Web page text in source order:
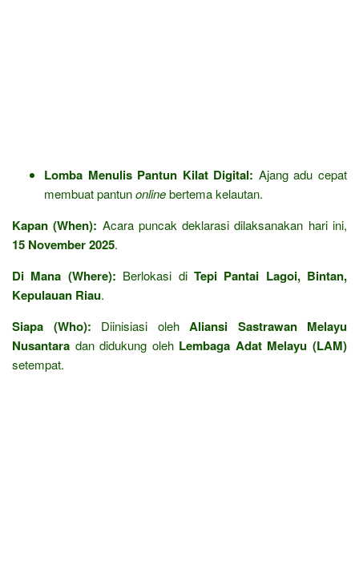
Lomba Menulis Pantun Kilat Digital: Ajang adu cepat
membuat pantunonlinebertema kelautan.
Kapan (When): Acara puncak deklarasi dilaksanakan hari ini,
15 November 2025.
Di Mana (Where): Berlokasi di Tepi Pantai Lagoi, Bintan,
Kepulauan Riau.
Siapa (Who): Diinisiasi oleh Aliansi Sastrawan Melayu
Nusantara dan didukung oleh Lembaga Adat Melayu (LAM)
setempat.